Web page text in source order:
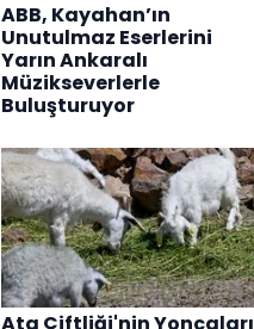
ABB, Kayahan’ın
Unutulmaz Eserlerini
Yarın Ankaralı
Müzikseverlerle
Buluşturuyor